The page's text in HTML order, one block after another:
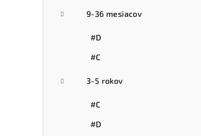
9-36 mesiacov
#D
#C
3-5 rokov
#C
#D